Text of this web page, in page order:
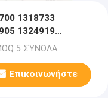
1318733
1324919
5 ΣΎΝΟΛΑ
Επικοινωνήστε